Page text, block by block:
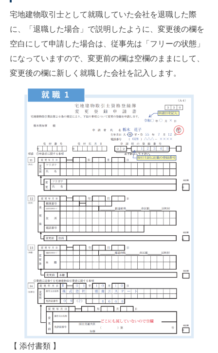
宅地建物取引士として就職していた会社を退職した際
に、「退職した場合」で説明したように、変更後の欄を
空白にして申請した場合は、従事先は「フリーの状態」
になっていますので、変更前の欄は空欄のままにして、
変更後の欄に新しく就職した会社を記入します。
【 添付書類 】